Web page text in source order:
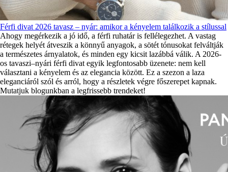
Férfi divat 2026 tavasz – nyár: amikor a kényelem találkozik a stílussal
Ahogy megérkezik a jó idő, a férfi ruhatár is fellélegezhet. A vastag
rétegek helyét átveszik a könnyű anyagok, a sötét tónusokat felváltják
a természetes árnyalatok, és minden egy kicsit lazábbá válik. A 2026-
os tavaszi–nyári férfi divat egyik legfontosabb üzenete: nem kell
választani a kényelem és az elegancia között. Ez a szezon a laza
eleganciáról szól és arról, hogy a részletek végre főszerepet kapnak.
Mutatjuk blogunkban a legfrissebb trendeket!